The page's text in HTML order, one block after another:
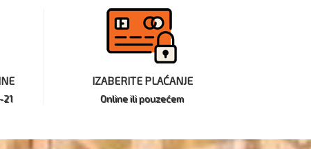
IZABERITE PLAĆANJE
Online ili pouzećem